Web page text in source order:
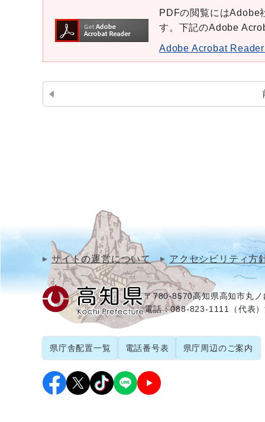
PDFの閲覧にはAdobe
す。下記のAdobe
Adobe Acrobat Reader
サイトの運営について アクセシビリティ方
〒780-8570高知県高知市丸
電話：088-823-1111（代表）
県庁舎配置一覧 電話番号表 県庁周辺のご案内